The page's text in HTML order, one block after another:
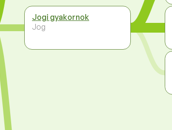
Jogi gyakornok
Jog